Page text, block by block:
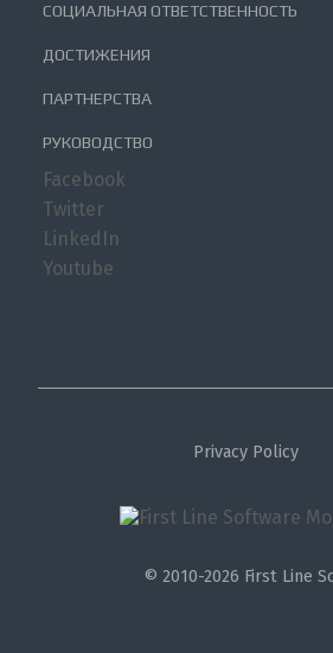
СОЦИАЛЬНАЯ ОТВЕТСТВЕННОСТЬ
ДОСТИЖЕНИЯ
ПАРТНЕРСТВА
РУКОВОДСТВО
Facebook
Twitter
LinkedIn
Youtube
Privacy Policy
© 2010-2026 First Line